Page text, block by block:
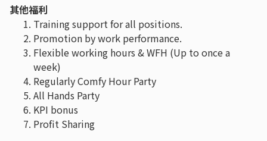
其他福利
Training support for all positions.
Promotion by work performance.
Flexible working hours & WFH (Up to once a
week)
Regularly Comfy Hour Party
All Hands Party
KPI bonus
Profit Sharing